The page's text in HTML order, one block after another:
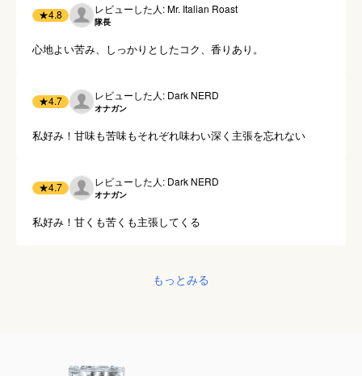
★4.8 レビューした人: Mr. Italian Roast
隊長
心地よい苦み、しっかりとしたコク、香りあり。
★4.7 レビューした人: Dark NERD
オナガン
私好み！甘味も苦味もそれぞれ味わい深く主張を忘れない
★4.7 レビューした人: Dark NERD
オナガン
私好み！甘くも苦くも主張してくる
もっとみる